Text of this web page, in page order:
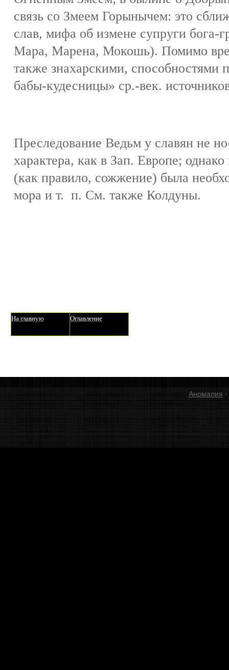
связь со Змеем Горынычем: это
слав, мифа об измене супруги бога-
Мара, Марена, Мокошь). Помимо
также знахарскими, способностями
бабы-кудесницы» ср.-век.
Преследование Ведьм у славян не
характера, как в Зап. Европе;
(как правило, сожжение) была
мора и т. п. См. также Колдуны.
На главную Оглавление
Аномалия -